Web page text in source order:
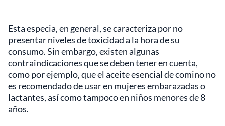
Esta especia, en general, se caracteriza por no
presentar niveles de toxicidad a la hora de su
consumo. Sin embargo, existen algunas
contraindicaciones que se deben tener en cuenta,
como por ejemplo, que el aceite esencial de comino no
es recomendado de usar en mujeres embarazadas o
lactantes, así como tampoco en niños menores de 8
años.